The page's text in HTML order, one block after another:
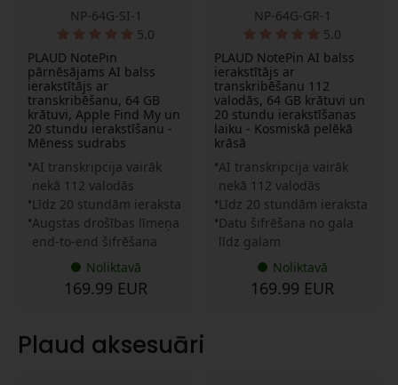
NP-64G-SI-1
5.0
PLAUD NotePin
pārnēsājams AI balss
ierakstītājs ar
transkribēšanu, 64 GB
krātuvi, Apple Find My un
20 stundu ierakstīšanu -
Mēness sudrabs
AI transkripcija vairāk
nekā 112 valodās
Līdz 20 stundām ieraksta
Augstas drošības līmeņa
end-to-end šifrēšana
Noliktavā
169.99 EUR
NP-64G-GR-1
5.0
PLAUD NotePin AI balss
ierakstītājs ar
transkribēšanu 112
valodās, 64 GB krātuvi un
20 stundu ierakstīšanas
laiku - Kosmiskā pelēkā
krāsā
AI transkripcija vairāk
nekā 112 valodās
Līdz 20 stundām ieraksta
Datu šifrēšana no gala
līdz galam
Noliktavā
169.99 EUR
Plaud aksesuāri